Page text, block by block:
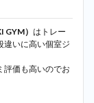
GYM） はトレー
違いに高い個室ジ
評価も高いのでお